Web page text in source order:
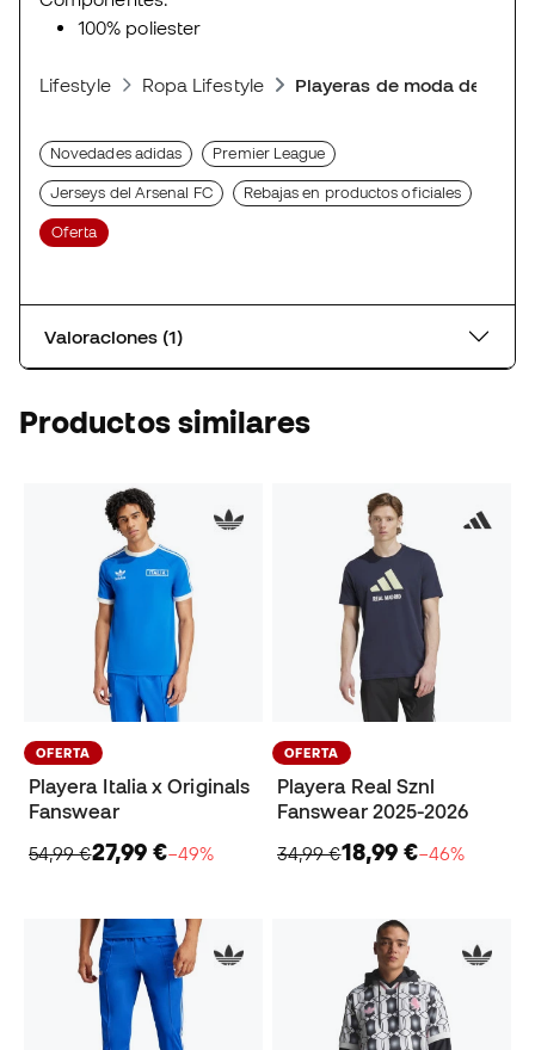
100% poliester
Lifestyle Ropa Lifestyle Playeras de moda
Novedades adidas Premier League
Jerseys del Arsenal FC Rebajas en productos oficiales
Oferta
Valoraciones (1)
Productos similares
OFERTA
Playera Italia x Originals
Fanswear
54,99 €27,99 €−49%
OFERTA
Playera Real Sznl
Fanswear 2025-2026
34,99 €18,99 €−46%